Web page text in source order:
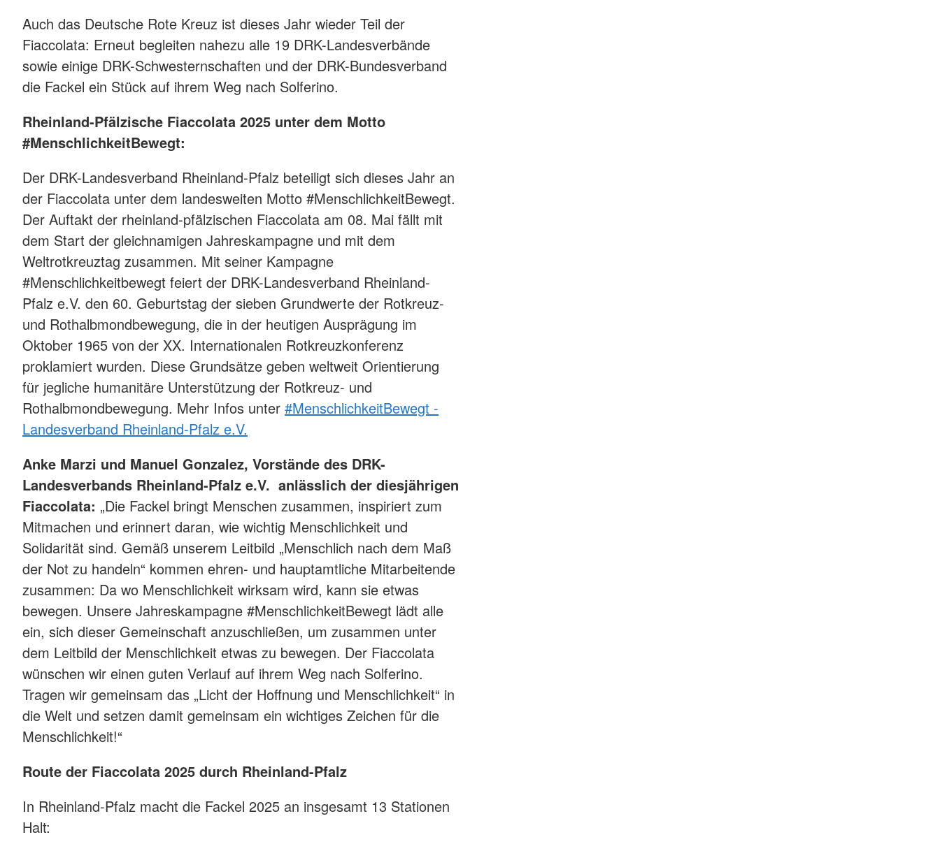
Auch das Deutsche Rote Kreuz ist dieses Jahr wieder Teil der
Fiaccolata: Erneut begleiten nahezu alle 19 DRK-Landesverbände
sowie einige DRK-Schwesternschaften und der DRK-Bundesverband
die Fackel ein Stück auf ihrem Weg nach Solferino.
Rheinland-Pfälzische Fiaccolata 2025 unter dem Motto
#MenschlichkeitBewegt:
Der DRK-Landesverband Rheinland-Pfalz beteiligt sich dieses Jahr an
der Fiaccolata unter dem landesweiten Motto #MenschlichkeitBewegt.
Der Auftakt der rheinland-pfälzischen Fiaccolata am 08. Mai fällt mit
dem Start der gleichnamigen Jahreskampagne und mit dem
Weltrotkreuztag zusammen. Mit seiner Kampagne
#Menschlichkeitbewegt feiert der DRK-Landesverband Rheinland-
Pfalz e.V. den 60. Geburtstag der sieben Grundwerte der Rotkreuz-
und Rothalbmondbewegung, die in der heutigen Ausprägung im
Oktober 1965 von der XX. Internationalen Rotkreuzkonferenz
proklamiert wurden. Diese Grundsätze geben weltweit Orientierung
für jegliche humanitäre Unterstützung der Rotkreuz- und
Rothalbmondbewegung. Mehr Infos unter #MenschlichkeitBewegt -
Landesverband Rheinland-Pfalz e.V.
Anke Marzi und Manuel Gonzalez, Vorstände des DRK-
Landesverbands Rheinland-Pfalz e.V. anlässlich der diesjährigen
Fiaccolata: „Die Fackel bringt Menschen zusammen, inspiriert zum
Mitmachen und erinnert daran, wie wichtig Menschlichkeit und
Solidarität sind. Gemäß unserem Leitbild „Menschlich nach dem Maß
der Not zu handeln“ kommen ehren- und hauptamtliche Mitarbeitende
zusammen: Da wo Menschlichkeit wirksam wird, kann sie etwas
bewegen. Unsere Jahreskampagne #MenschlichkeitBewegt lädt alle
ein, sich dieser Gemeinschaft anzuschließen, um zusammen unter
dem Leitbild der Menschlichkeit etwas zu bewegen. Der Fiaccolata
wünschen wir einen guten Verlauf auf ihrem Weg nach Solferino.
Tragen wir gemeinsam das „Licht der Hoffnung und Menschlichkeit“ in
die Welt und setzen damit gemeinsam ein wichtiges Zeichen für die
Menschlichkeit!“
Route der Fiaccolata 2025 durch Rheinland-Pfalz
In Rheinland-Pfalz macht die Fackel 2025 an insgesamt 13 Stationen
Halt: